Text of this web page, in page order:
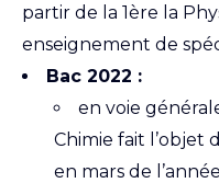
partir de la 1ère la
enseignement de
Bac 2022 :
en voie
Chimie fait l’objet
en mars de